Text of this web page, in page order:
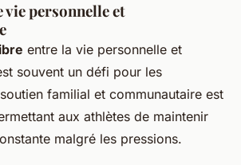
personnelle et
entre la vie personnelle et
souvent un défi pour les
familial et communautaire est
aux athlètes de maintenir
malgré les pressions.